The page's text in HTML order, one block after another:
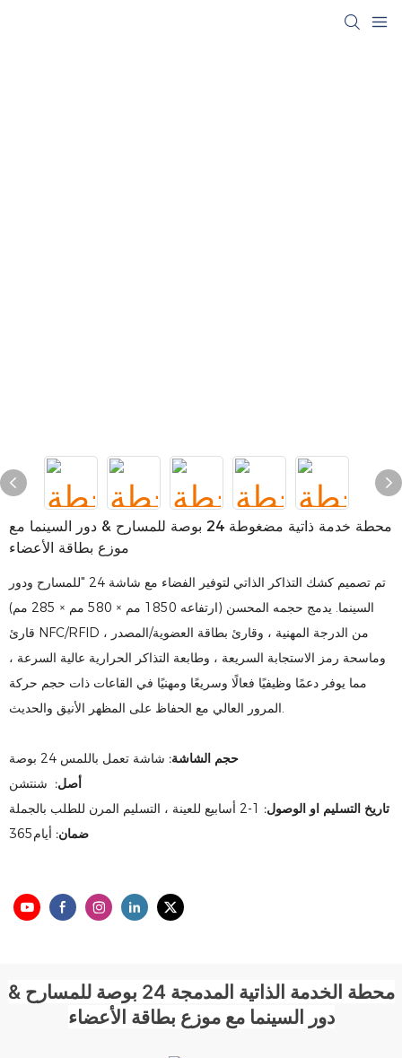
محطة خدمة ذاتية مضغوطة 24 بوصة للمسارح & دور السينما مع
موزع بطاقة الأعضاء
تم تصميم كشك التذاكر الذاتي لتوفير الفضاء مع شاشة 24 "للمسارح ودور
السينما. يدمج حجمه المحسن (ارتفاعه 1850 مم × 580 مم × 285 مم)
قارئ NFC/RFID من الدرجة المهنية ، وقارئ بطاقة العضوية/المصدر ،
وماسحة رمز الاستجابة السريعة ، وطابعة التذاكر الحرارية عالية السرعة ،
مما يوفر دعمًا وظيفيًا فعالًا وسريعًا ومهنيًا في القاعات ذات حجم حركة
المرور العالي مع الحفاظ على المظهر الأنيق والحديث.
حجم الشاشة:
أصل: شنتشن
تاريخ التسليم او الوصول: 1-2 أسابيع للعينة ، التسليم المرن للطلب بالجملة
ضمان: أيام365
محطة الخدمة الذاتية المدمجة 24 بوصة للمسارح &
دور السينما مع موزع بطاقة الأعضاء